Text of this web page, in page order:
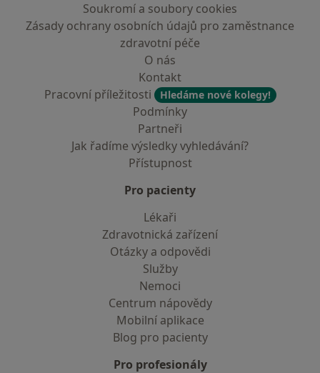
Soukromí a soubory cookies
Zásady ochrany osobních údajů pro zaměstnance
zdravotní péče
O nás
Kontakt
Pracovní příležitosti
Hledáme nové kolegy!
Podmínky
Partneři
Jak řadíme výsledky vyhledávání?
Přístupnost
Pro pacienty
Lékaři
Zdravotnická zařízení
Otázky a odpovědi
Služby
Nemoci
Centrum nápovědy
Mobilní aplikace
Blog pro pacienty
Pro profesionály